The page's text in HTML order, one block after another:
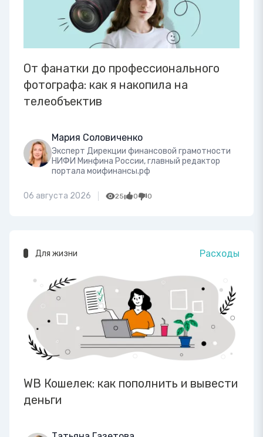
От фанатки до профессионального
фотографа: как я накопила на
телеобъектив
Мария Соловиченко
Эксперт Дирекции финансовой грамотности
НИФИ Минфина России, главный редактор
портала моифинансы.рф
06 августа 2026 25 0 0
Для жизни Расходы
WB Кошелек: как пополнить и вывести
деньги